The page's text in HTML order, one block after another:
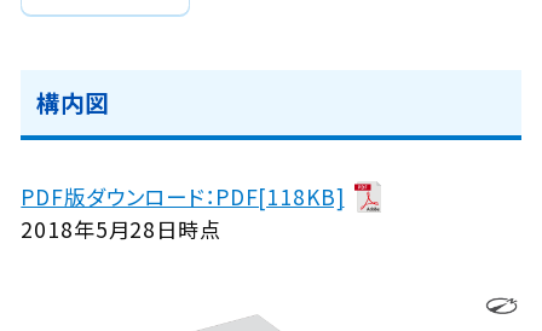
構内図
PDF版ダウンロード：PDF[118KB]
2018年5月28日時点